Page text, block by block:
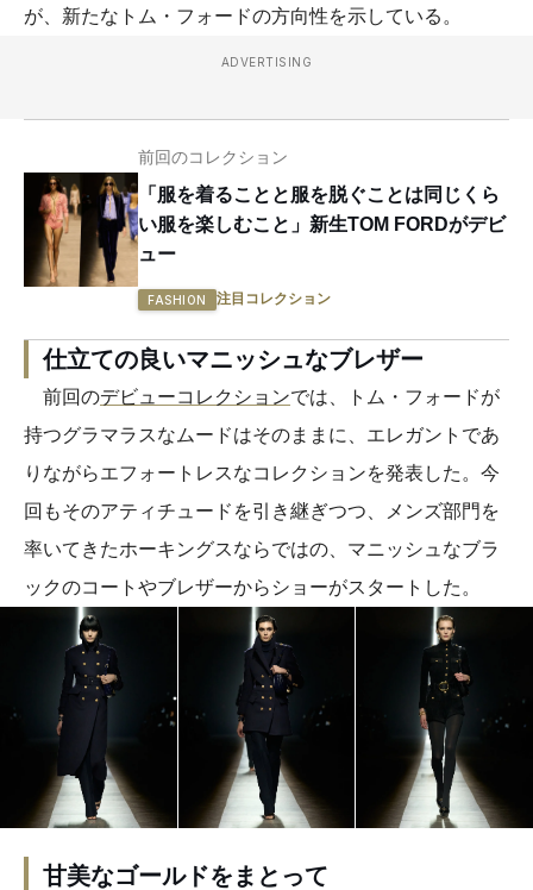
が、新たなトム・フォードの方向性を示している。
ADVERTISING
前回のコレクション
「服を着ることと服を脱ぐことは同じくら
い服を楽しむこと」新生TOM FORDがデビ
ュー
FASHION 注目コレクション
仕立ての良いマニッシュなブレザー
前回のデビューコレクションでは、トム・フォードが
持つグラマラスなムードはそのままに、エレガントであ
りながらエフォートレスなコレクションを発表した。今
回もそのアティチュードを引き継ぎつつ、メンズ部門を
率いてきたホーキングスならではの、マニッシュなブラ
ックのコートやブレザーからショーがスタートした。
甘美なゴールドをまとって